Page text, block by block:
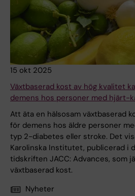
15 okt 2025
Växtbaserad kost av hög kvalitet
demens hos personer med hjärt-
Att äta en hälsosam växtbaserad
för demens hos äldre personer
typ 2-diabetes eller stroke. Det
Karolinska Institutet, publicerad i
tidskriften JACC: Advances, som
växtbaserad kost.
Nyheter